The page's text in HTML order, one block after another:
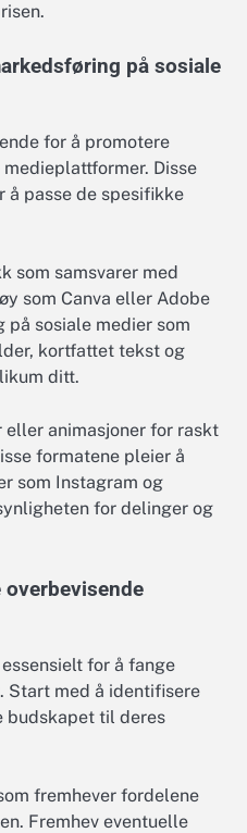
på sosiale
for å promotere
Disse
å passe de spesifikke
som samsvarer med
som Canva eller Adobe
på sosiale medier som
kortfattet tekst og
ditt.
animasjoner for raskt
formatene pleier å
som Instagram og
for delinger og
overbevisende
for å fange
Start med å identifisere
budskapet til deres
fremhever fordelene
Fremhev eventuelle